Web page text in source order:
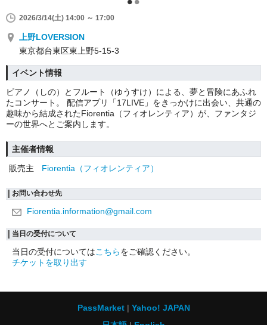
2026/3/14(土) 14:00 ～ 17:00
上野LOVERSION
東京都台東区東上野5-15-3
イベント情報
ピアノ（しの）とフルート（ゆうすけ）による、夢と冒険にあふれ
たコンサート。 配信アプリ「17LIVE」をきっかけに出会い、共通の
趣味から結成されたFiorentia（フィオレンティア）が、ファンタジ
ーの世界へとご案内します。
主催者情報
販売主
Fiorentia（フィオレンティア）
お問い合わせ先
Fiorentia.information@gmail.com
当日の受付について
当日の受付についてはこちらをご確認ください。
チケットを取り出す
PassMarket
Yahoo! JAPAN